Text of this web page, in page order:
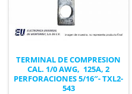
TERMINAL DE COMPRESION
CAL. 1/0 AWG, 125A, 2
PERFORACIONES 5/16″- TXL2-
543